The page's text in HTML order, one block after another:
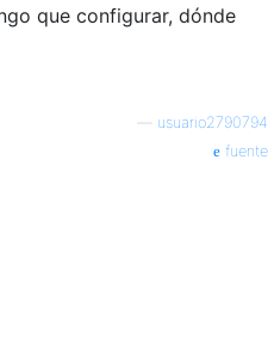
que configurar, dónde
usuario2790794
fuente